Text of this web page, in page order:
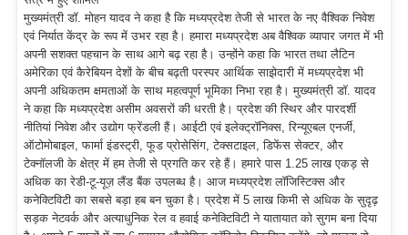
मुख्यमंत्री डॉ. मोहन यादव ने कहा है कि मध्यप्रदेश तेजी से भारत के नए वैश्विक निवेश
एवं निर्यात केंद्र के रूप में उभर रहा है। हमारा मध्यप्रदेश अब वैश्विक व्यापार जगत में भी
अपनी सशक्त पहचान के साथ आगे बढ़ रहा है। उन्होंने कहा कि भारत तथा लैटिन
अमेरिका एवं कैरेबियन देशों के बीच बढ़ती परस्पर आर्थिक साझेदारी में मध्यप्रदेश भी
अपनी अधिकतम क्षमताओं के साथ महत्वपूर्ण भूमिका निभा रहा है। मुख्यमंत्री डॉ. यादव
ने कहा कि मध्यप्रदेश असीम अवसरों की धरती है। प्रदेश की स्थिर और पारदर्शी
नीतियां निवेश और उद्योग फ्रेंडली हैं। आईटी एवं इलेक्ट्रॉनिक्स, रिन्यूएबल एनर्जी,
ऑटोमोबाइल, फार्मा इंडस्ट्री, फूड प्रोसेसिंग, टेक्सटाइल, डिफेंस सेक्टर, और
टेक्नॉलजी के क्षेत्र में हम तेजी से प्रगति कर रहे हैं। हमारे पास 1.25 लाख एकड़ से
अधिक का रेडी-टू-यूज़ लैंड बैंक उपलब्ध है। आज मध्यप्रदेश लॉजिस्टिक्स और
कनेक्टिविटी का सबसे बड़ा हब बन चुका है। प्रदेश में 5 लाख किमी से अधिक के सुदृढ़
सड़क नेटवर्क और अत्याधुनिक रेल व हवाई कनेक्टिविटी ने यातायात को सुगम बना दिया